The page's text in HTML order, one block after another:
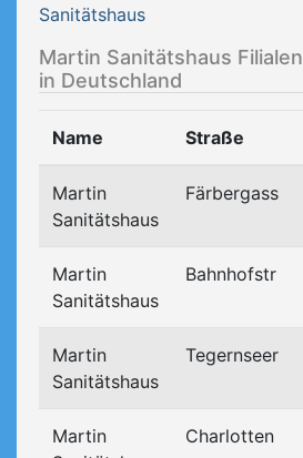
Sanitätshaus
Martin Sanitätshaus Filialen
in Deutschland
Name Straße
Martin
Sanitätshaus
Färbergass
Martin
Sanitätshaus
Bahnhofstr
Martin
Sanitätshaus
Tegernseer
Martin
Charlotten